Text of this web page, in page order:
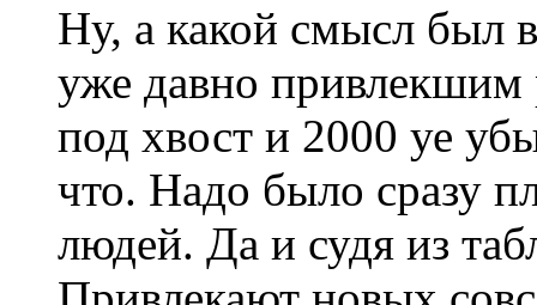
Ну, а какой смысл был
уже давно привлекшим
под хвост и 2000 уе
что. Надо было сразу
людей. Да и судя из